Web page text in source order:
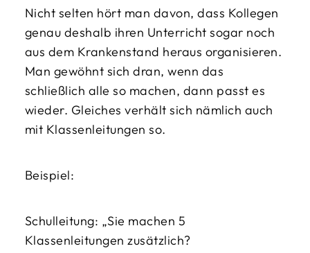
Nicht selten hört man davon, dass Kollegen
genau deshalb ihren Unterricht sogar noch
aus dem Krankenstand heraus organisieren.
Man gewöhnt sich dran, wenn das
schließlich alle so machen, dann passt es
wieder. Gleiches verhält sich nämlich auch
mit Klassenleitungen so.
Beispiel:
Schulleitung: „Sie machen 5
Klassenleitungen zusätzlich?